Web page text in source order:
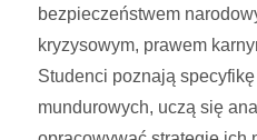
bezpieczeństwem
kryzysowym, prawem
Studenci poznają specyfikę
mundurowych, uczą się